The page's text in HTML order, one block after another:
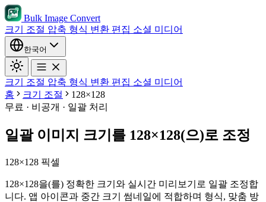
Bulk Image Convert
크기 조절 압축 형식 변환 편집 소셜 미디어
한국어
크기 조절 압축 형식 변환 편집 소셜 미디어
홈
크기 조절
128×128
무료 · 비공개 · 일괄 처리
일괄 이미지 크기를 128×128(으)로 조정
128×128 픽셀
128×128을(를) 정확한 크기와 실시간 미리보기로 일괄 조정합
니다. 앱 아이콘과 중간 크기 썸네일에 적합하며 형식, 맞춤 방